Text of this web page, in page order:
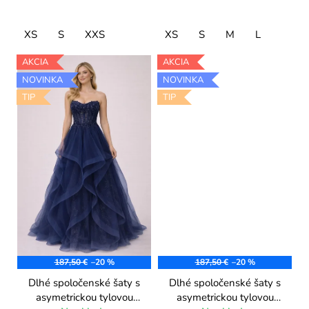
XS S XXS XS S M L
AKCIA
NOVINKA
TIP
187,50 € –20 %
Dlhé spoločenské šaty s
asymetrickou tylovou
AKCIA
NOVINKA
TIP
187,50 € –20 %
Dlhé spoločenské šaty s
asymetrickou tylovou